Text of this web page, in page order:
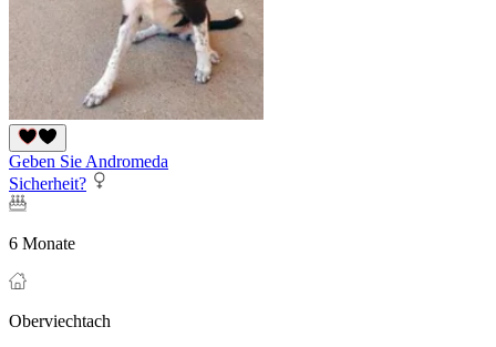
Geben Sie Andromeda
Sicherheit?
6 Monate
Oberviechtach